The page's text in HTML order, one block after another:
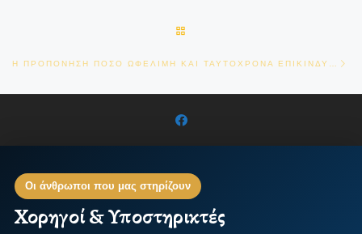
Οι άνθρωποι που μας στηρίζουν
Χορηγοί & Υποστηρικτές